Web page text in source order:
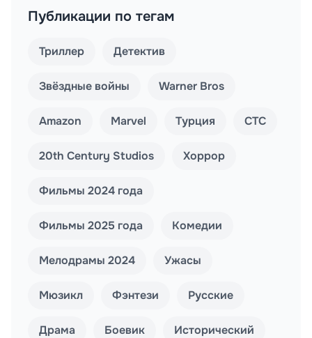
Публикации по тегам
Триллер Детектив
Звёздные войны Warner Bros
Amazon Marvel Турция СТС
20th Century Studios Хоррор
Фильмы 2024 года
Фильмы 2025 года Комедии
Мелодрамы 2024 Ужасы
Мюзикл Фэнтези Русские
Драма Боевик Исторический